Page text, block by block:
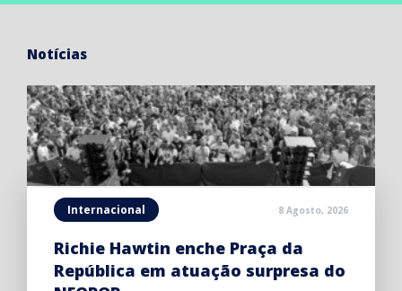
Notícias
Internacional 8 Agosto, 2026
Richie Hawtin enche Praça da
República em atuação surpresa do